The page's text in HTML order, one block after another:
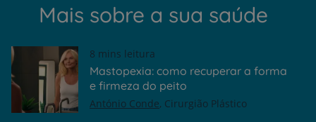
Mais sobre a sua saúde
8 mins leitura
Mastopexia: como recuperar a forma
e firmeza do peito
António Conde Cirurgião Plástico